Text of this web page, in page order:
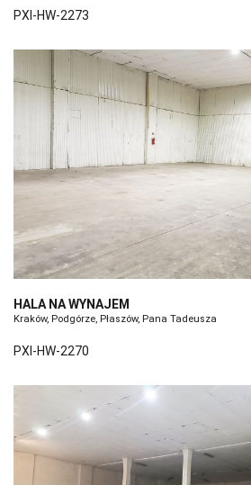
PXI-HW-2273
HALA NA WYNAJEM
Kraków, Podgórze, Płaszów, Pana Tadeusza
PXI-HW-2270